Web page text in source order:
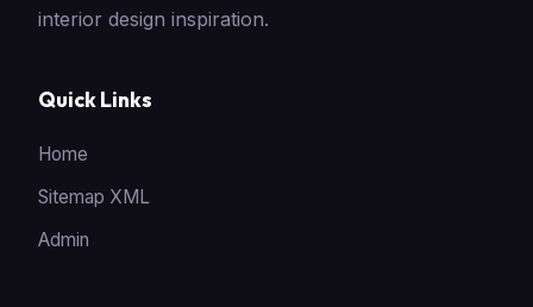
interior design inspiration.
Quick Links
Home
Sitemap XML
Admin